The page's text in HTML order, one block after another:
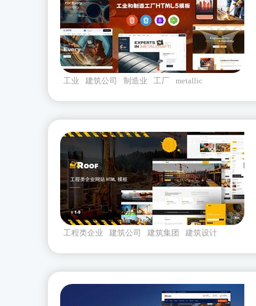
工业 建筑公司 制造业 工厂 metallic
工程类企业 建筑公司 建筑集团
建筑设计